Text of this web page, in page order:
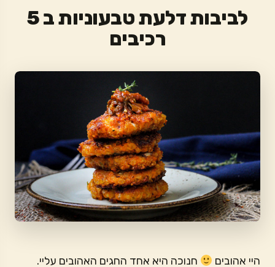
לביבות דלעת טבעוניות ב 5
רכיבים
היי אהובים
חנוכה היא אחד החגים האהובים עליי.